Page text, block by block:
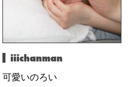
iiichanman
可愛いのろい